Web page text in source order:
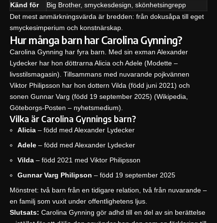
Känd för
Big Brother, smyckesdesign, skönhetsingrepp
Det mest anmärkningsvärda är bredden: från dokusåpa till eget
smyckesimperium och konstnärskap.
Hur många barn har Carolina Gynning?
Carolina Gynning har fyra barn. Med sin exman Alexander
Lydecker har hon döttrarna Alicia och Adele (Modette –
livsstilsmagasin). Tillsammans med nuvarande pojkvännen
Viktor Philipsson har hon dottern Vilda (född juni 2021) och
sonen Gunnar Varg (född 19 september 2025) (Wikipedia,
Göteborgs-Posten – nyhetsmedium).
Vilka är Carolina Gynnings barn?
Alicia – född med Alexander Lydecker
Adele – född med Alexander Lydecker
Vilda – född 2021 med Viktor Philipsson
Gunnar Varg Philipson – född 19 september 2025
Mönstret: två barn från en tidigare relation, två från nuvarande –
en familj som vuxit under offentlighetens ljus.
Slutsats: Carolina Gynning gör adhd till en del av sin berättelse